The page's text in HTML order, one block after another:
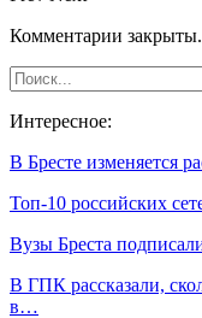
Комментарии закрыты.
Интересное:
В Бресте изменяется
Топ-10 российских
Вузы Бреста
В ГПК рассказали,
в…